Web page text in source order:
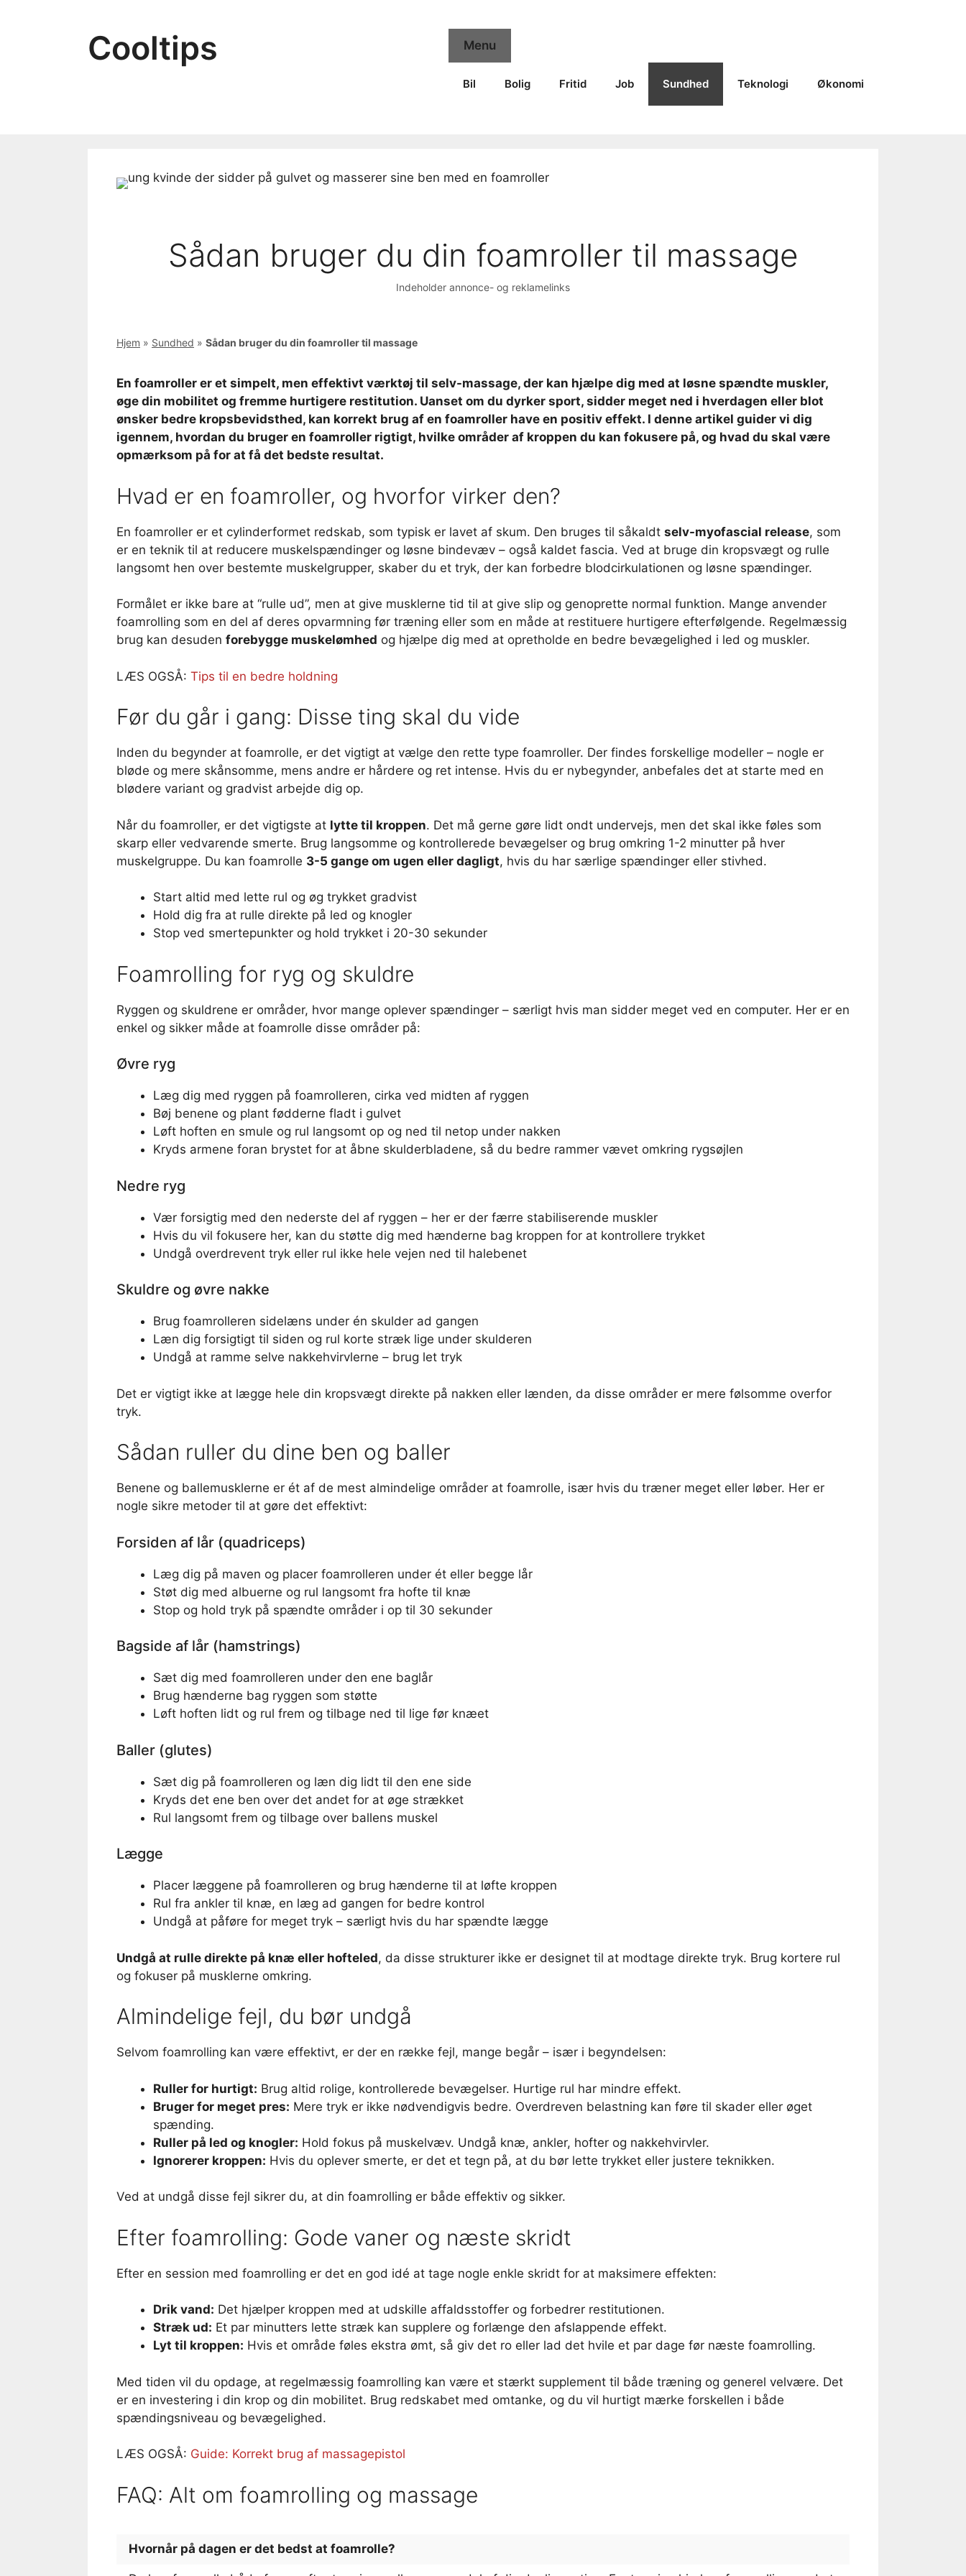
Cooltips Menu
Bil Bolig Fritid Job Sundhed Teknologi Økonomi
Sådan bruger du din foamroller til massage
Indeholder annonce- og reklamelinks
Hjem » Sundhed » Sådan bruger du din foamroller til massage
En foamroller er et simpelt, men effektivt værktøj til selv-massage, der kan hjælpe dig med at løsne spændte muskler,
øge din mobilitet og fremme hurtigere restitution. Uanset om du dyrker sport, sidder meget ned i hverdagen eller blot
ønsker bedre kropsbevidsthed, kan korrekt brug af en foamroller have en positiv effekt. I denne artikel guider vi dig
igennem, hvordan du bruger en foamroller rigtigt, hvilke områder af kroppen du kan fokusere på, og hvad du skal være
opmærksom på for at få det bedste resultat.
Hvad er en foamroller, og hvorfor virker den?
En foamroller er et cylinderformet redskab, som typisk er lavet af skum. Den bruges til såkaldt selv-myofascial release, som
er en teknik til at reducere muskelspændinger og løsne bindevæv – også kaldet fascia. Ved at bruge din kropsvægt og rulle
langsomt hen over bestemte muskelgrupper, skaber du et tryk, der kan forbedre blodcirkulationen og løsne spændinger.
Formålet er ikke bare at “rulle ud”, men at give musklerne tid til at give slip og genoprette normal funktion. Mange anvender
foamrolling som en del af deres opvarmning før træning eller som en måde at restituere hurtigere efterfølgende. Regelmæssig
brug kan desuden forebygge muskelømhed og hjælpe dig med at opretholde en bedre bevægelighed i led og muskler.
LÆS OGSÅ: Tips til en bedre holdning
Før du går i gang: Disse ting skal du vide
Inden du begynder at foamrolle, er det vigtigt at vælge den rette type foamroller. Der findes forskellige modeller – nogle er
bløde og mere skånsomme, mens andre er hårdere og ret intense. Hvis du er nybegynder, anbefales det at starte med en
blødere variant og gradvist arbejde dig op.
Når du foamroller, er det vigtigste at lytte til kroppen. Det må gerne gøre lidt ondt undervejs, men det skal ikke føles som
skarp eller vedvarende smerte. Brug langsomme og kontrollerede bevægelser og brug omkring 1-2 minutter på hver
muskelgruppe. Du kan foamrolle 3-5 gange om ugen eller dagligt, hvis du har særlige spændinger eller stivhed.
Start altid med lette rul og øg trykket gradvist
Hold dig fra at rulle direkte på led og knogler
Stop ved smertepunkter og hold trykket i 20-30 sekunder
Foamrolling for ryg og skuldre
Ryggen og skuldrene er områder, hvor mange oplever spændinger – særligt hvis man sidder meget ved en computer. Her er en
enkel og sikker måde at foamrolle disse områder på:
Øvre ryg
Læg dig med ryggen på foamrolleren, cirka ved midten af ryggen
Bøj benene og plant fødderne fladt i gulvet
Løft hoften en smule og rul langsomt op og ned til netop under nakken
Kryds armene foran brystet for at åbne skulderbladene, så du bedre rammer vævet omkring rygsøjlen
Nedre ryg
Vær forsigtig med den nederste del af ryggen – her er der færre stabiliserende muskler
Hvis du vil fokusere her, kan du støtte dig med hænderne bag kroppen for at kontrollere trykket
Undgå overdrevent tryk eller rul ikke hele vejen ned til halebenet
Skuldre og øvre nakke
Brug foamrolleren sidelæns under én skulder ad gangen
Læn dig forsigtigt til siden og rul korte stræk lige under skulderen
Undgå at ramme selve nakkehvirvlerne – brug let tryk
Det er vigtigt ikke at lægge hele din kropsvægt direkte på nakken eller lænden, da disse områder er mere følsomme overfor
tryk.
Sådan ruller du dine ben og baller
Benene og ballemusklerne er ét af de mest almindelige områder at foamrolle, især hvis du træner meget eller løber. Her er
nogle sikre metoder til at gøre det effektivt:
Forsiden af lår (quadriceps)
Læg dig på maven og placer foamrolleren under ét eller begge lår
Støt dig med albuerne og rul langsomt fra hofte til knæ
Stop og hold tryk på spændte områder i op til 30 sekunder
Bagside af lår (hamstrings)
Sæt dig med foamrolleren under den ene baglår
Brug hænderne bag ryggen som støtte
Løft hoften lidt og rul frem og tilbage ned til lige før knæet
Baller (glutes)
Sæt dig på foamrolleren og læn dig lidt til den ene side
Kryds det ene ben over det andet for at øge strækket
Rul langsomt frem og tilbage over ballens muskel
Lægge
Placer læggene på foamrolleren og brug hænderne til at løfte kroppen
Rul fra ankler til knæ, en læg ad gangen for bedre kontrol
Undgå at påføre for meget tryk – særligt hvis du har spændte lægge
Undgå at rulle direkte på knæ eller hofteled, da disse strukturer ikke er designet til at modtage direkte tryk. Brug kortere rul
og fokuser på musklerne omkring.
Almindelige fejl, du bør undgå
Selvom foamrolling kan være effektivt, er der en række fejl, mange begår – især i begyndelsen:
Ruller for hurtigt: Brug altid rolige, kontrollerede bevægelser. Hurtige rul har mindre effekt.
Bruger for meget pres: Mere tryk er ikke nødvendigvis bedre. Overdreven belastning kan føre til skader eller øget
spænding.
Ruller på led og knogler: Hold fokus på muskelvæv. Undgå knæ, ankler, hofter og nakkehvirvler.
Ignorerer kroppen: Hvis du oplever smerte, er det et tegn på, at du bør lette trykket eller justere teknikken.
Ved at undgå disse fejl sikrer du, at din foamrolling er både effektiv og sikker.
Efter foamrolling: Gode vaner og næste skridt
Efter en session med foamrolling er det en god idé at tage nogle enkle skridt for at maksimere effekten:
Drik vand: Det hjælper kroppen med at udskille affaldsstoffer og forbedrer restitutionen.
Stræk ud: Et par minutters lette stræk kan supplere og forlænge den afslappende effekt.
Lyt til kroppen: Hvis et område føles ekstra ømt, så giv det ro eller lad det hvile et par dage før næste foamrolling.
Med tiden vil du opdage, at regelmæssig foamrolling kan være et stærkt supplement til både træning og generel velvære. Det
er en investering i din krop og din mobilitet. Brug redskabet med omtanke, og du vil hurtigt mærke forskellen i både
spændingsniveau og bevægelighed.
LÆS OGSÅ: Guide: Korrekt brug af massagepistol
FAQ: Alt om foamrolling og massage
Hvornår på dagen er det bedst at foamrolle?